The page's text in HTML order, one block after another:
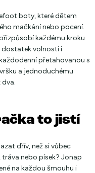
boty, které dětem
mačkání nebo pocení.
každému kroku
volnosti i
přetahovanou s
a jednoduchému
dva.
to jistí
dřív, než si vůbec
nebo písek? Jonap
na každou šmouhu i